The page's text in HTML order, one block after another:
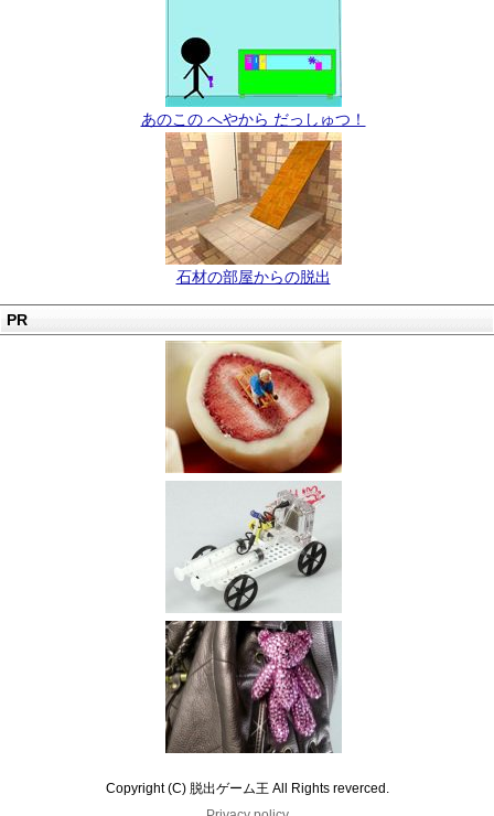
あのこの へやから だっしゅつ！
石材の部屋からの脱出
PR
Copyright (C) 脱出ゲーム王 All Rights reverced.